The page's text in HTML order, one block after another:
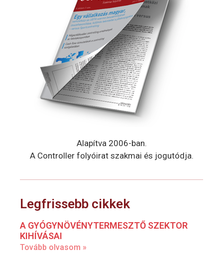
Alapítva 2006-ban.
A Controller folyóirat szakmai és jogutódja.
Legfrissebb cikkek
A GYÓGYNÖVÉNYTERMESZTŐ SZEKTOR
KIHÍVÁSAI
Tovább olvasom »